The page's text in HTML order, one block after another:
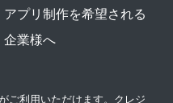
アプリ制作を希望される
企業様へ
ご利用いただけます。クレジ